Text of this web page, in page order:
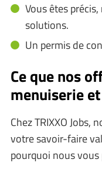
Vous êtes
solutions.
Un permis de
Ce que nos
menuiserie
Chez TRIXXO
votre savoir-faire
pourquoi nous vous